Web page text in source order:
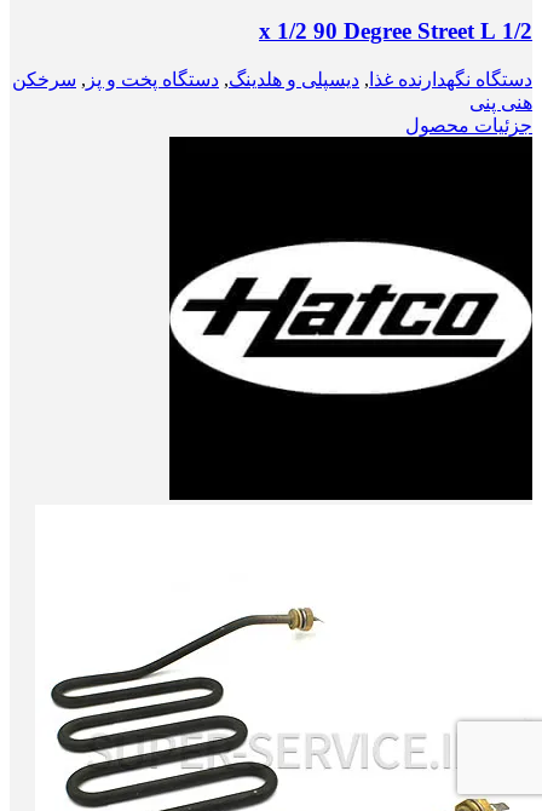
1/2 x 1/2 90 Degree Street L
دستگاه نگهدارنده غذا , دیسپلی و هلدینگ, دستگاه‌ پخت و پز , سرخکن
هنی پنی
جزئیات محصول